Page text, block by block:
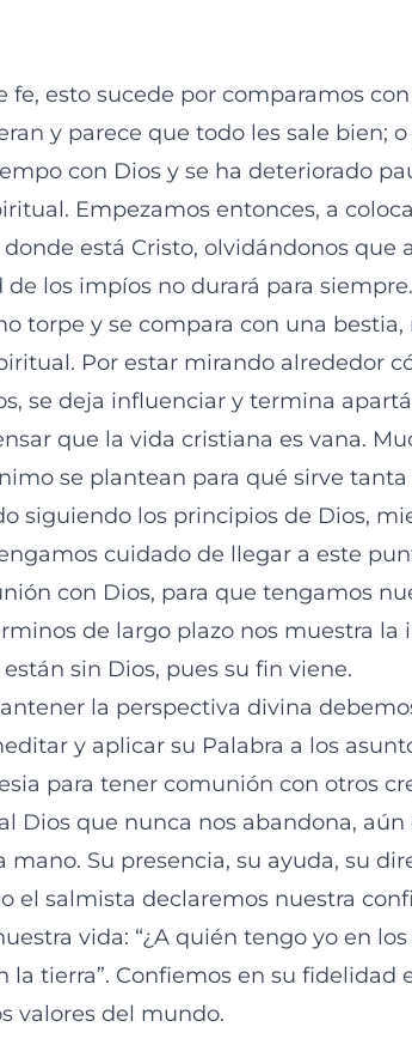
fe, esto sucede por comparamos
y parece que todo les sale bien;
con Dios y se ha deteriorado
Empezamos entonces, a
está Cristo, olvidándonos que
los impíos no durará para siempre.
torpe y se compara con una
Por estar mirando alrededor
se deja influenciar y termina
que la vida cristiana es vana.
se plantean para qué sirve
siguiendo los principios de Dios,
cuidado de llegar a este
con Dios, para que tengamos
de largo plazo nos muestra la
sin Dios, pues su fin viene.
la perspectiva divina
y aplicar su Palabra a los
para tener comunión con otros
Dios que nunca nos abandona,
Su presencia, su ayuda, su
el salmista declaremos nuestra
vida: “¿A quién tengo yo en
la tierra”. Confiemos en su fidelidad
valores del mundo.